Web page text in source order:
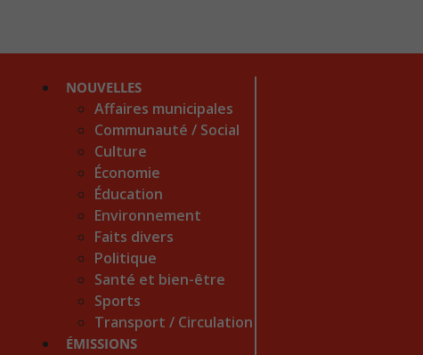
NOUVELLES
Affaires municipales
Communauté / Social
Culture
Économie
Éducation
Environnement
Faits divers
Politique
Santé et bien-être
Sports
Transport / Circulation
ÉMISSIONS